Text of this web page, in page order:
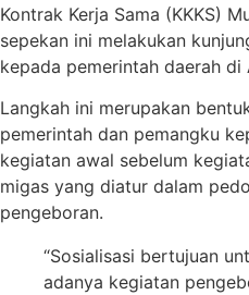
Kontrak Kerja Sama (KKKS)
sepekan ini melakukan
kepada pemerintah daerah di
Langkah ini merupakan
pemerintah dan pemangku
kegiatan awal sebelum
migas yang diatur dalam
pengeboran.
“Sosialisasi bertujuan
adanya kegiatan